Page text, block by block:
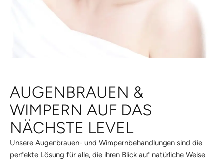
AUGENBRAUEN &
WIMPERN AUF DAS
NÄCHSTE LEVEL
Unsere Augenbrauen- und Wimpernbehandlungen sind die
perfekte Lösung für alle, die ihren Blick auf natürliche Weise